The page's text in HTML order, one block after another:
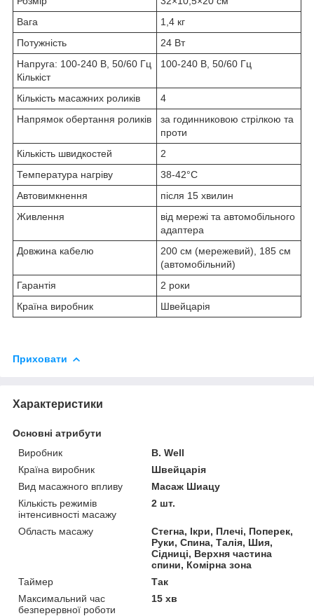
Вага
1,4 кг
Потужність
24 Вт
Напруга: 100-240 В, 50/60 Гц
Кількіст
100-240 В, 50/60 Гц
Кількість масажних роликів
4
Напрямок обертання роликів
за годинниковою стрілкою та
проти
Кількість швидкостей
2
Температура нагріву
38-42°C
Автовимкнення
після 15 хвилин
Живлення
від мережі та автомобільного
адаптера
Довжина кабелю
200 см (мережевий), 185 см
(автомобільний)
Гарантія
2 роки
Країна виробник
Швейцарія
Приховати
Характеристики
Основні атрибути
Виробник
B. Well
Країна виробник
Швейцарія
Вид масажного впливу
Масаж Шиацу
Кількість режимів
інтенсивності масажу
2 шт.
Область масажу
Стегна, Ікри, Плечі, Поперек,
Руки, Спина, Талія, Шия,
Сідниці, Верхня частина
спини, Комірна зона
Таймер
Так
Максимальний час
безперервної роботи
15 хв